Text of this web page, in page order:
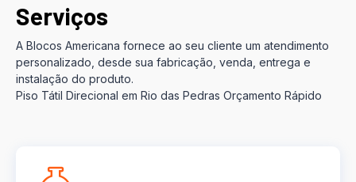
Serviços
A Blocos Americana fornece ao seu cliente um atendimento
personalizado, desde sua fabricação, venda, entrega e
instalação do produto.
Piso Tátil Direcional em Rio das Pedras Orçamento Rápido